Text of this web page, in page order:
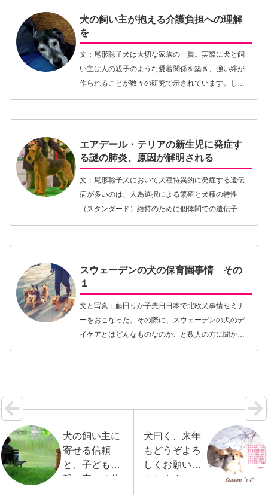
犬の飼い主が抱える介護負担への理解
を
文：尾形聡子犬は大切な家族の一員。実際に犬と飼
い主は人の親子のような愛着関係を築き、強い絆が
作られることが数々の研究で示されています。しか
し今の日本において、それは犬の飼い主の世界での
エアデール・テリアの新生児に発症す
る謎の肺炎、原因が解明される
文：尾形聡子犬において犬種特異的に発症する遺伝
病が多いのは、人為選択による繁殖と犬種の特性
（スタンダード）維持のために個体間での遺伝子が
似通っていることが大きな原因です。自然界ならば
スウェーデンの犬の保育園事情 その
１
文と写真：藤田りか子先日日本で北欧犬事情セミナ
ーをおこなった。その際に、スウェーデンの犬のデ
イケアとはどんなものなのか、と数人の方に聞かれ
た。たまたま犬の保育園で働く方がセミナーに多く
犬の飼い主に
寄せる信頼
と、子どもの
親に寄せる信
頼の類似性
犬曰く、来年
もどうぞよろ
しくお願いい
たします！